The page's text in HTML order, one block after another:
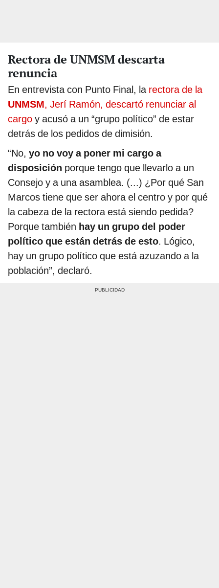
Rectora de UNMSM descarta
renuncia
En entrevista con Punto Final, la rectora de la
UNMSM, Jerí Ramón, descartó renunciar al
cargo y acusó a un “grupo político” de estar
detrás de los pedidos de dimisión.
“No, yo no voy a poner mi cargo a
disposición porque tengo que llevarlo a un
Consejo y a una asamblea. (...) ¿Por qué San
Marcos tiene que ser ahora el centro y por qué
la cabeza de la rectora está siendo pedida?
Porque también hay un grupo del poder
político que están detrás de esto. Lógico,
hay un grupo político que está azuzando a la
población”, declaró.